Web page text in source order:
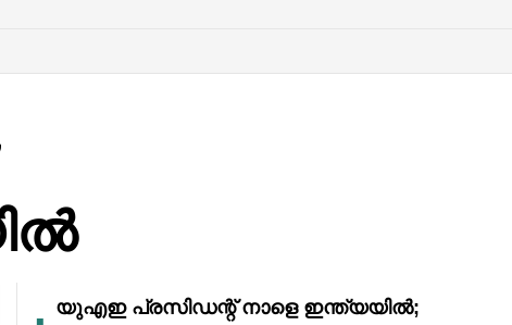
യുഎഇ പ്രസിഡന്റ് നാളെ ഇന്ത്യയിൽ;